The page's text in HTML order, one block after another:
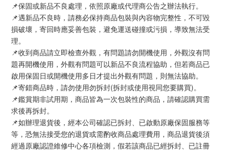
📌保固或新品不良處理，依照原廠或代理商公告之辦法執行。
📌遇新品不良時，請務必保持商品包裝與內容物完整性，不可毀
損破壞，寄回時應妥善包裝，避免運送碰撞或污損，導致無法受
理。
📌收到商品請立即檢查外觀，有問題請勿開機使用，外觀沒有問
題再開機使用，外觀有問題可以新品不良流程協助，但若商品已
啟用保固日或開機使用多日才提出外觀有問題，則無法協助。
📌寄錯商品時，請勿使用勿拆封(拆封或使用視同您要購買)。
📌鑑賞期非試用期，商品皆為一次包裝性的商品，請確認購買需
求後再拆封。
📌如辦理退貨後，經本公司確認已拆封、已啟動原廠保固服務等
等，恐無法接受您的退貨或需酌收商品處理費用，商品退貨後須
經過原廠認證維修中心各項檢測，假若該商品已經拆封、已註冊